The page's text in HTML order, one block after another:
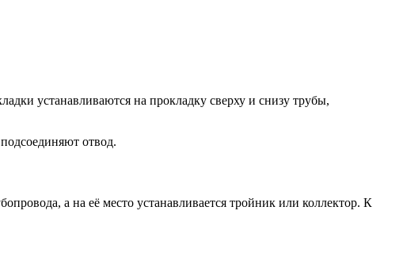
устанавливаются на прокладку сверху и снизу трубы,
отвод.
а на её место устанавливается тройник или коллектор. К